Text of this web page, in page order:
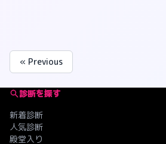
« Previous
診断を探す
新着診断
人気診断
殿堂入り